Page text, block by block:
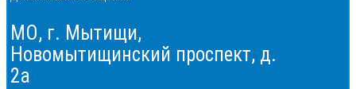
МО, г. Мытищи,
Новомытищинский проспект, д.
2а